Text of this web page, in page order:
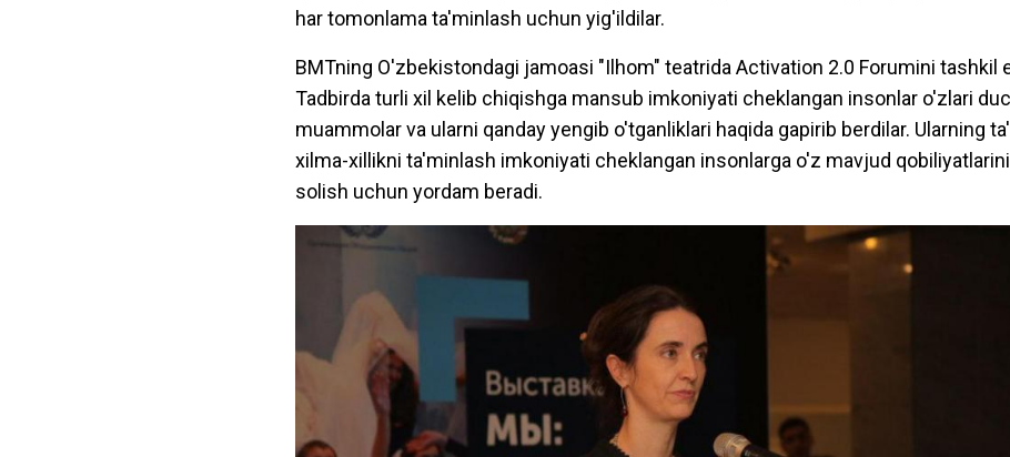
har tomonlama ta'minlash uchun yig'ildilar.
BMTning O'zbekistondagi jamoasi "Ilhom" teatrida Activation 2.0 Forumini tashkil
Tadbirda turli xil kelib chiqishga mansub imkoniyati cheklangan insonlar o'zlari
muammolar va ularni qanday yengib o'tganliklari haqida gapirib berdilar. Ularning
xilma-xillikni ta'minlash imkoniyati cheklangan insonlarga o'z mavjud
solish uchun yordam beradi.